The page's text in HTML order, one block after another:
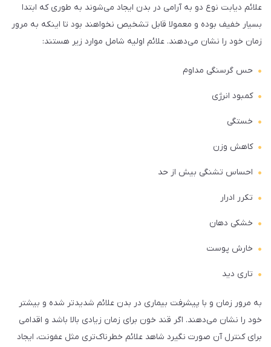
علائم دیابت نوع دو به آرامی در بدن ایجاد می‌شوند به طوری که ابتدا
بسیار خفیف بوده و معمولا قابل تشخیص نخواهند بود تا اینکه به مرور
زمان خود را نشان می‌دهند. علائم اولیه شامل موارد زیر هستند:
حس گرسنگی مداوم
کمبود انرژی
خستگی
کاهش وزن
احساس تشنگی بیش از حد
تکرر ادرار
خشکی دهان
خارش پوست
تاری دید
به مرور زمان و با پیشرفت بیماری در بدن علائم شدیدتر شده و بیشتر
خود را نشان می‌دهند. اگر قند خون برای زمان زیادی بالا باشد و اقدامی
برای کنترل آن صورت نگیرد شاهد علائم خطرناک‌تری مثل عفونت، ایجاد